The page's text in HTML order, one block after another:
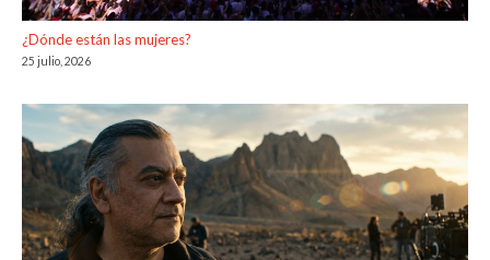
¿Dónde están las mujeres?
25 julio, 2026